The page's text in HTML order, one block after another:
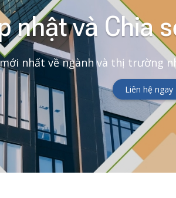
nhật và Chia
nhất về ngành và thị trường
Liên hệ ngay